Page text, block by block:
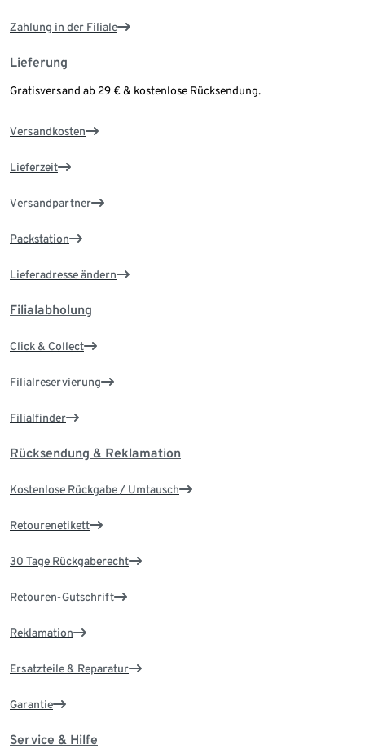
Zahlung in der Filiale
Lieferung
Gratisversand ab 29 € & kostenlose Rücksendung.
Versandkosten
Lieferzeit
Versandpartner
Packstation
Lieferadresse ändern
Filialabholung
Click & Collect
Filialreservierung
Filialfinder
Rücksendung & Reklamation
Kostenlose Rückgabe / Umtausch
Retourenetikett
30 Tage Rückgaberecht
Retouren-Gutschrift
Reklamation
Ersatzteile & Reparatur
Garantie
Service & Hilfe